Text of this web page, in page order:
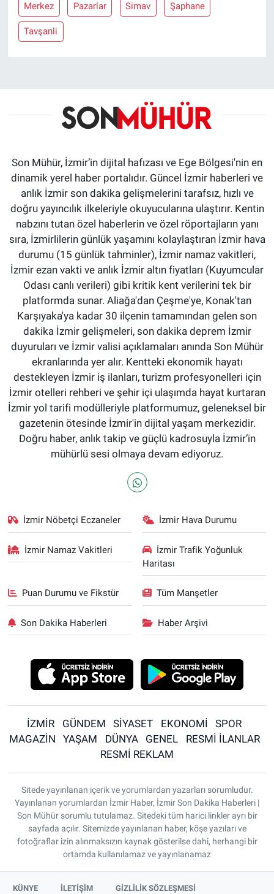
Merkez Pazarlar Simav Şaphane
Tavşanli
Son Mühür, İzmir’in dijital hafızası ve Ege Bölgesi'nin en
dinamik yerel haber portalıdır. Güncel İzmir haberleri ve
anlık İzmir son dakika gelişmelerini tarafsız, hızlı ve
doğru yayıncılık ilkeleriyle okuyucularına ulaştırır. Kentin
nabzını tutan özel haberlerin ve özel röportajların yanı
sıra, İzmirlilerin günlük yaşamını kolaylaştıran İzmir hava
durumu (15 günlük tahminler), İzmir namaz vakitleri,
İzmir ezan vakti ve anlık İzmir altın fiyatları (Kuyumcular
Odası canlı verileri) gibi kritik kent verilerini tek bir
platformda sunar. Aliağa'dan Çeşme'ye, Konak'tan
Karşıyaka'ya kadar 30 ilçenin tamamından gelen son
dakika İzmir gelişmeleri, son dakika deprem İzmir
duyuruları ve İzmir valisi açıklamaları anında Son Mühür
ekranlarında yer alır. Kentteki ekonomik hayatı
destekleyen İzmir iş ilanları, turizm profesyonelleri için
İzmir otelleri rehberi ve şehir içi ulaşımda hayat kurtaran
İzmir yol tarifi modülleriyle platformumuz, geleneksel bir
gazetenin ötesinde İzmir'in dijital yaşam merkezidir.
Doğru haber, anlık takip ve güçlü kadrosuyla İzmir’in
mühürlü sesi olmaya devam ediyoruz.
İzmir Nöbetçi Eczaneler İzmir Hava Durumu
İzmir Namaz Vakitleri
İzmir Trafik Yoğunluk
Haritası
Puan Durumu ve Fikstür Tüm Manşetler
Son Dakika Haberleri Haber Arşivi
İZMİR GÜNDEM SİYASET EKONOMİ
SPOR
MAGAZİN
YAŞAM DÜNYA GENEL
RESMİ İLANLAR
RESMİ REKLAM
Sitede yayınlanan içerik ve yorumlardan yazarları sorumludur.
Yayınlanan yorumlardan İzmir Haber, İzmir Son Dakika Haberleri |
Son Mühür sorumlu tutulamaz. Sitedeki tüm harici linkler ayrı bir
sayfada açılır. Sitemizde yayınlanan haber, köşe yazıları ve
fotoğraflar izin alınmaksızın kaynak gösterilse dahi, herhangi bir
ortamda kullanılamaz ve yayınlanamaz
KÜNYE İLETİŞİM GİZLİLİK SÖZLEŞMESİ